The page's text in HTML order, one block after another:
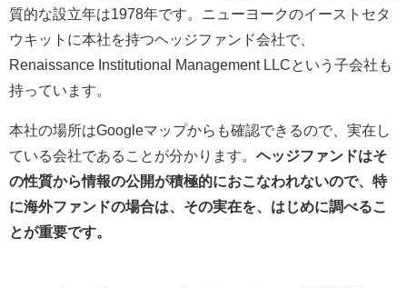
質的な設立年は1978年です。ニューヨークのイーストセタ
ウキットに本社を持つヘッジファンド会社で、
Renaissance Institutional Management LLCという子会社も
持っています。
本社の場所はGoogleマップからも確認できるので、実在し
ている会社であることが分かります。 ヘッジファンドはそ
の性質から情報の公開が積極的におこなわれないので、特
に海外ファンドの場合は、その実在を、はじめに調べるこ
とが重要です。